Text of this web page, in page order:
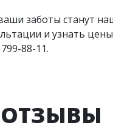
заботы станут
и узнать
88-11.
ОТЗЫВЫ